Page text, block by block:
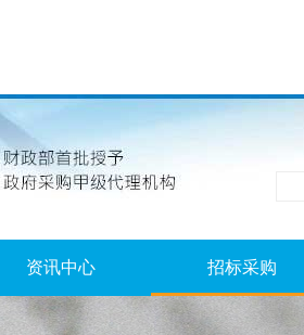
资讯中心 招标采购